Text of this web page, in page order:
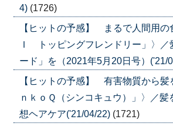
4) (1726)
【ヒットの予感】 まるで人間用の
Ｉ トッピングフレンドリー」〉／
ード」を（2021年5月20日号）('21/
【ヒットの予感】 有害物質から髪
ｎｋｏＱ（シンコキュウ）」〉／髪
想ヘアケア('21/04/22) (1721)